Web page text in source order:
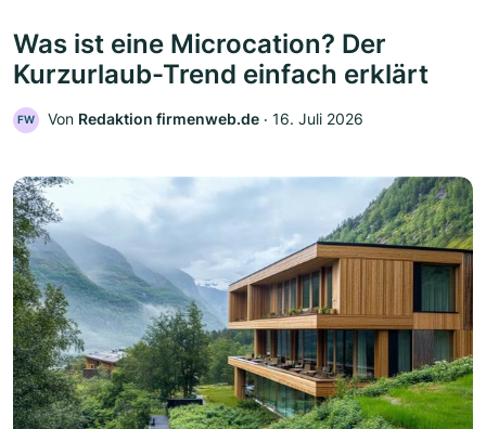
Was ist eine Microcation? Der
Kurzurlaub-Trend einfach erklärt
FW Von Redaktion firmenweb.de ‧ 16. Juli 2026